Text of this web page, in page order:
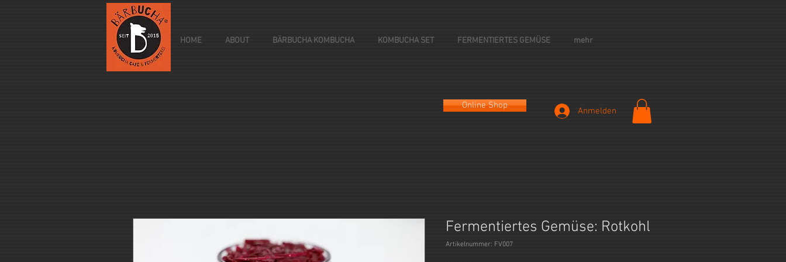
HOME ABOUT BÄRBUCHA KOMBUCHA KOMBUCHA SET FERMENTIERTES GEMÜSE mehr
Online Shop
Anmelden
Fermentiertes Gemüse: Rotkohl
Artikelnummer: FV007